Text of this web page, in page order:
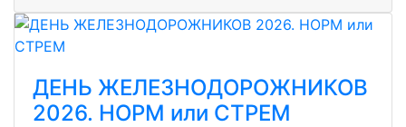
ДЕНЬ ЖЕЛЕЗНОДОРОЖНИКОВ
2026. НОРМ или СТРЕМ